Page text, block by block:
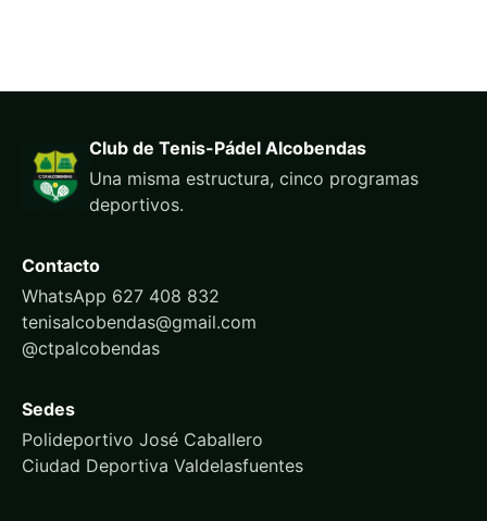
Club de Tenis-Pádel Alcobendas
Una misma estructura, cinco programas
deportivos.
Contacto
WhatsApp 627 408 832
tenisalcobendas@gmail.com
@ctpalcobendas
Sedes
Polideportivo José Caballero
Ciudad Deportiva Valdelasfuentes